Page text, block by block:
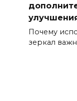
Почему
зеркал